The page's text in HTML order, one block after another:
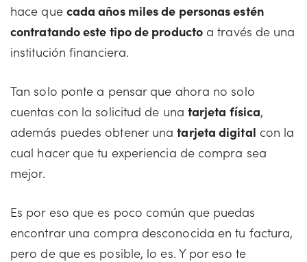
hace que cada años miles de personas estén
contratando este tipo de productoa través de una
institución financiera.
Tan solo ponte a pensar que ahora no solo
cuentas con la solicitud de una tarjeta física,
además puedes obtener unatarjeta digital con la
cual hacer que tu experiencia de compra sea
mejor.
Es por eso que es poco común que puedas
encontrar una compra desconocida en tu factura,
pero de que es posible, lo es. Y por eso te